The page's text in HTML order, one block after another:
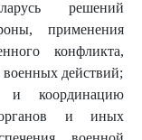
решений
применения
конфликта,
действий;
и координацию
органов и иных